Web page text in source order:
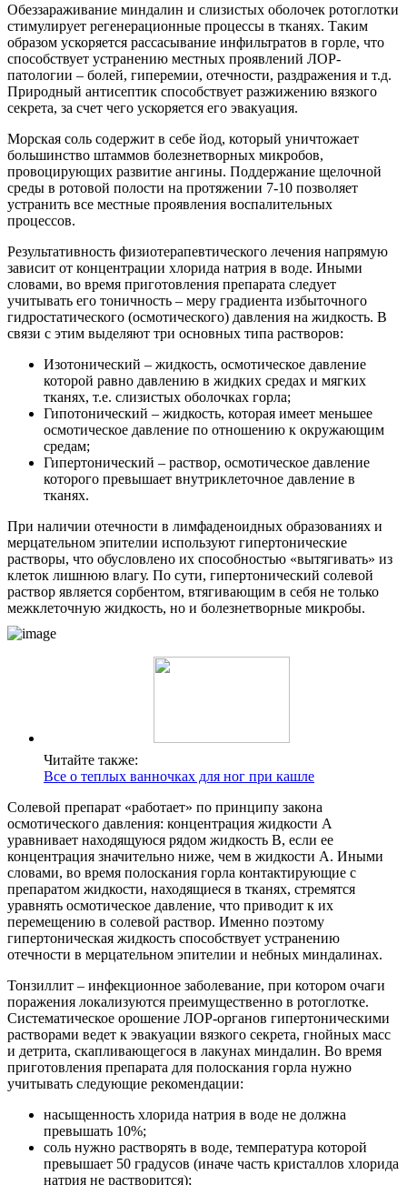
Обеззараживание миндалин и слизистых оболочек ротоглотки
стимулирует регенерационные процессы в тканях. Таким
образом ускоряется рассасывание инфильтратов в горле, что
способствует устранению местных проявлений ЛОР-
патологии – болей, гиперемии, отечности, раздражения и т.д.
Природный антисептик способствует разжижению вязкого
секрета, за счет чего ускоряется его эвакуация.
Морская соль содержит в себе йод, который уничтожает
большинство штаммов болезнетворных микробов,
провоцирующих развитие ангины. Поддержание щелочной
среды в ротовой полости на протяжении 7-10 позволяет
устранить все местные проявления воспалительных
процессов.
Результативность физиотерапевтического лечения напрямую
зависит от концентрации хлорида натрия в воде. Иными
словами, во время приготовления препарата следует
учитывать его тоничность – меру градиента избыточного
гидростатического (осмотического) давления на жидкость. В
связи с этим выделяют три основных типа растворов:
Изотонический – жидкость, осмотическое давление
которой равно давлению в жидких средах и мягких
тканях, т.е. слизистых оболочках горла;
Гипотонический – жидкость, которая имеет меньшее
осмотическое давление по отношению к окружающим
средам;
Гипертонический – раствор, осмотическое давление
которого превышает внутриклеточное давление в
тканях.
При наличии отечности в лимфаденоидных образованиях и
мерцательном эпителии используют гипертонические
растворы, что обусловлено их способностью «вытягивать» из
клеток лишнюю влагу. По сути, гипертонический солевой
раствор является сорбентом, втягивающим в себя не только
межклеточную жидкость, но и болезнетворные микробы.
Читайте также:
Все о теплых ванночках для ног при кашле
Солевой препарат «работает» по принципу закона
осмотического давления: концентрация жидкости А
уравнивает находящуюся рядом жидкость В, если ее
концентрация значительно ниже, чем в жидкости А. Иными
словами, во время полоскания горла контактирующие с
препаратом жидкости, находящиеся в тканях, стремятся
уравнять осмотическое давление, что приводит к их
перемещению в солевой раствор. Именно поэтому
гипертоническая жидкость способствует устранению
отечности в мерцательном эпителии и небных миндалинах.
Тонзиллит – инфекционное заболевание, при котором очаги
поражения локализуются преимущественно в ротоглотке.
Систематическое орошение ЛОР-органов гипертоническими
растворами ведет к эвакуации вязкого секрета, гнойных масс
и детрита, скапливающегося в лакунах миндалин. Во время
приготовления препарата для полоскания горла нужно
учитывать следующие рекомендации:
насыщенность хлорида натрия в воде не должна
превышать 10%;
соль нужно растворять в воде, температура которой
превышает 50 градусов (иначе часть кристаллов хлорида
натрия не растворится);